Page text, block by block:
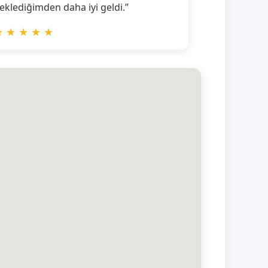
daha iyi geldi.”
★ ★ ★ ★